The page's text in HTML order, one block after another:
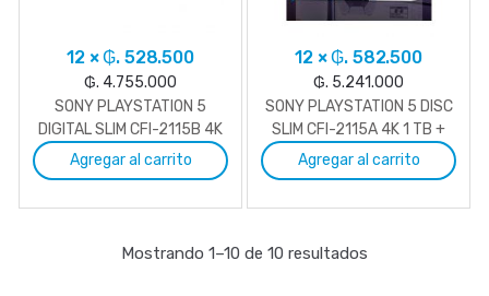
12 × ₲. 528.500
₲. 4.755.000
SONY PLAYSTATION 5
DIGITAL SLIM CFI-2115B 4K
825GB + GRAN TURISMO 7
+ ASTROBOT (ENT 24 A
Agregar al carrito
12 × ₲. 582.500
₲. 5.241.000
SONY PLAYSTATION 5 DISC
SLIM CFI-2115A 4K 1 TB +
GRAN TURISMO 7 +
ASTROBOT (ENT 24 A
Agregar al carrito
Mostrando 1–10 de 10 resultados